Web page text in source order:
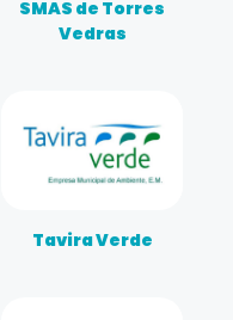
SMAS de Torres
Vedras
Tavira Verde